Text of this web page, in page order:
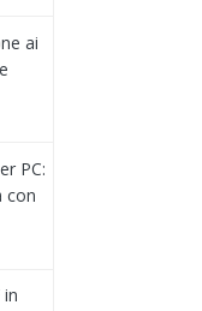
ai
PC:
con